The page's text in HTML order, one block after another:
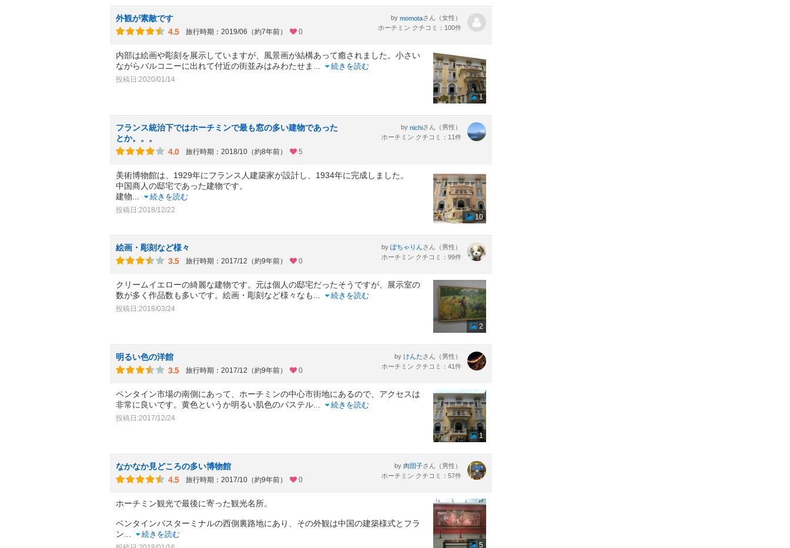
外観が素敵です
4.5
旅行時期：2019/06（約7年前） 0
by momotaさん（女性）
ホーチミン クチコミ：100件
内部は絵画や彫刻を展示していますが、風景画が結構あって癒されました。小さい
ながらバルコニーに出れて付近の街並みはみわたせま
続きを読む
投稿日:2020/01/14
1
フランス統治下ではホーチミンで最も窓の多い建物であった
とか。。。
4.0
旅行時期：2018/10（約8年前） 5
by nichiさん（男性）
ホーチミン クチコミ：11件
美術博物館は、1929年にフランス人建築家が設計し、1934年に完成しました。
中国商人の邸宅であった建物です。
建物
続きを読む
投稿日:2018/12/22
10
絵画・彫刻など様々
3.5
旅行時期：2017/12（約9年前） 0
by ぽちゃりんさん（男性）
ホーチミン クチコミ：99件
クリームイエローの綺麗な建物です。元は個人の邸宅だったそうですが、展示室の
数が多く作品数も多いです。絵画・彫刻など様々なも
続きを読む
投稿日:2018/03/24
2
明るい色の洋館
3.5
旅行時期：2017/12（約9年前） 0
by けんたさん（男性）
ホーチミン クチコミ：41件
ペンタイン市場の南側にあって、ホーチミンの中心市街地にあるので、アクセスは
非常に良いです。黄色というか明るい肌色のパステル
続きを読む
投稿日:2017/12/24
1
なかなか見どころの多い博物館
4.5
旅行時期：2017/10（約9年前） 0
by 肉団子さん（男性）
ホーチミン クチコミ：57件
ホーチミン観光で最後に寄った観光名所。
ベンタインバスターミナルの西側裏路地にあり、その外観は中国の建築様式とフラ
ン
続きを読む
5